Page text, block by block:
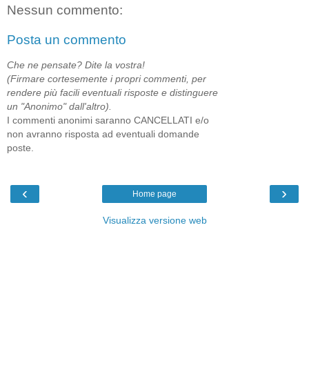
Nessun commento:
Posta un commento
Che ne pensate? Dite la vostra!
(Firmare cortesemente i propri commenti, per
rendere più facili eventuali risposte e distinguere
un "Anonimo" dall'altro).
I commenti anonimi saranno CANCELLATI e/o
non avranno risposta ad eventuali domande
poste.
‹ ›
Home page
Visualizza versione web